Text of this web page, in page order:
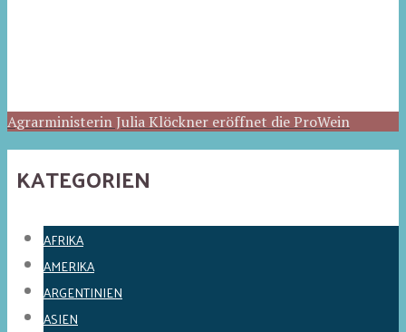
Agrarministerin Julia Klöckner eröffnet die ProWein
KATEGORIEN
AFRIKA
AMERIKA
ARGENTINIEN
ASIEN